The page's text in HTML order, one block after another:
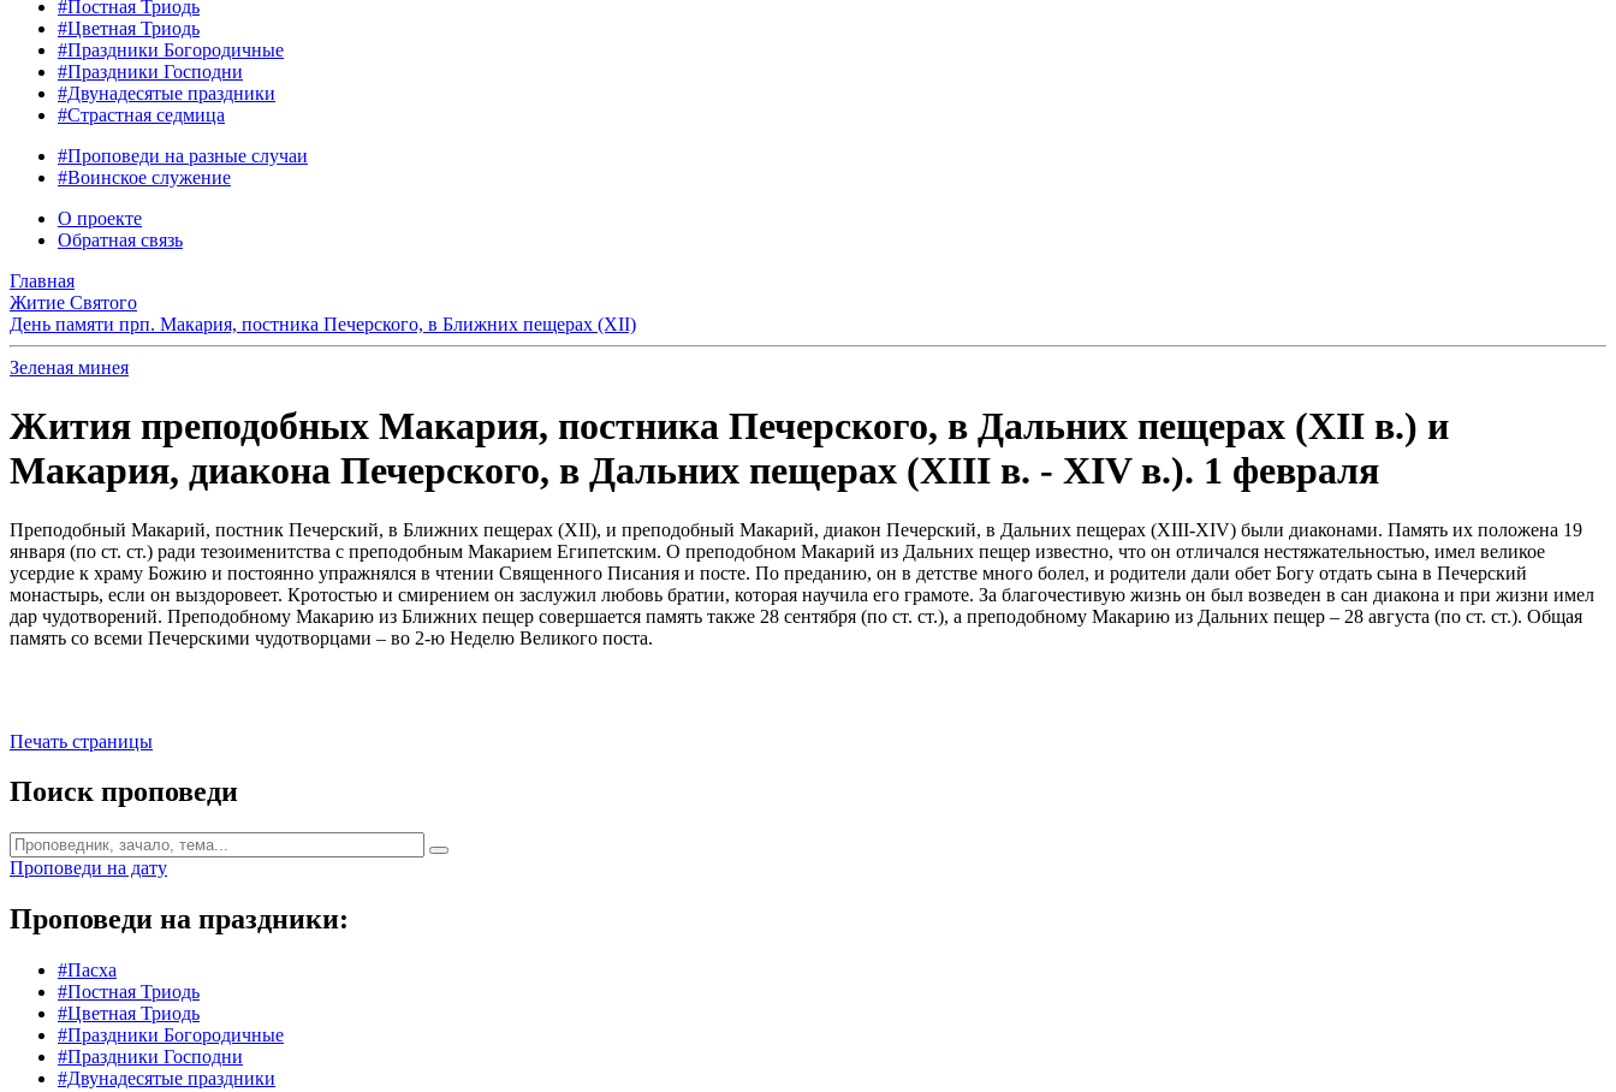
#Постная Триодь
#Цветная Триодь
#Праздники Богородичные
#Праздники Господни
#Двунадесятые праздники
#Страстная седмица
#Проповеди на разные случаи
#Воинское служение
О проекте
Обратная связь
Главная
Житие Святого
День памяти прп. Макария, постника Печерского, в Ближних пещерах (XII)
Зеленая минея
Жития преподобных Макария, постника Печерского, в Дальних пещерах (XII в.) и
Макария, диакона Печерского, в Дальних пещерах (XIII в. - XIV в.). 1 февраля
Преподобный Макарий, постник Печерский, в Ближних пещерах (XII), и преподобный Макарий, диакон Печерский, в Дальних пещерах (XIII-XIV) были диаконами. Память их положена 19
января (по ст. ст.) ради тезоименитства с преподобным Макарием Египетским. О преподобном Макарий из Дальних пещер известно, что он отличался нестяжательностью, имел великое
усердие к храму Божию и постоянно упражнялся в чтении Священного Писания и посте. По преданию, он в детстве много болел, и родители дали обет Богу отдать сына в Печерский
монастырь, если он выздоровеет. Кротостью и смирением он заслужил любовь братии, которая научила его грамоте. За благочестивую жизнь он был возведен в сан диакона и при жизни имел
дар чудотворений. Преподобному Макарию из Ближних пещер совершается память также 28 сентября (по ст. ст.), а преподобному Макарию из Дальних пещер – 28 августа (по ст. ст.). Общая
память со всеми Печерскими чудотворцами – во 2-ю Неделю Великого поста.
Печать страницы
Поиск проповеди
Проповеди на дату
Проповеди на праздники:
#Пасха
#Постная Триодь
#Цветная Триодь
#Праздники Богородичные
#Праздники Господни
#Двунадесятые праздники